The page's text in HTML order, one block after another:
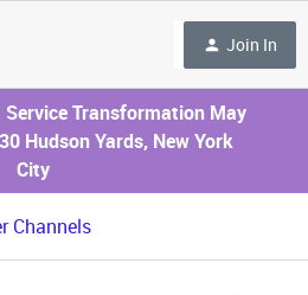
Join In
Transformation May
Hudson Yards, New York
City
Channels